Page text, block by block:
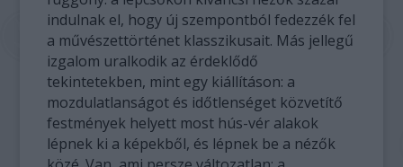
indulnak el, hogy új szempontból fedezzék fel
a művészettörténet klasszikusait. Más jellegű
izgalom uralkodik az érdeklődő
tekintetekben, mint egy kiállításon: a
mozdulatlanságot és időtlenséget közvetítő
festmények helyett most hús-vér alakok
lépnek ki a képekből, és lépnek be a nézők